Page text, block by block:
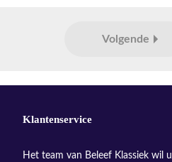
Volgende
Klantenservice
Het team van Beleef Klassiek wil u